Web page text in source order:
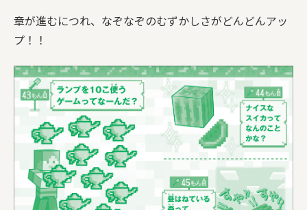
章が進むにつれ、なぞなぞのむずかしさがどんどんアッ
プ！！